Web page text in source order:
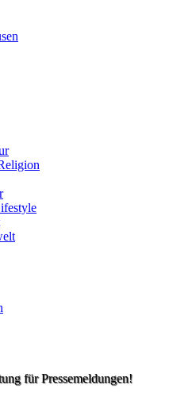
für Pressemeldungen!